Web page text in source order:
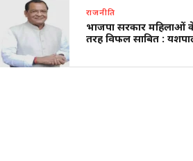
राजनीति
भाजपा सरकार महिलाओं
तरह विफल साबित :